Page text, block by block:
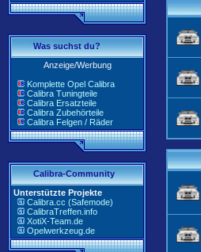
Was suchst du?
Anzeige/Werbung
Komplette Opel Calibra
Calibra Tuningteile
Calibra Ersatzteile
Calibra Zubehörteile
Calibra Felgen / Räder
Calibra-Community
Unterstützte Projekte
Calibra.cc (Safemode)
CalibraTreffen.info
XotiX-Team.de
Opelwerkzeug.de